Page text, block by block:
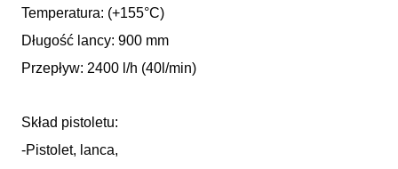
Temperatura: (+155°C)
Długość lancy: 900 mm
Przepływ: 2400 l/h (40l/min)
Skład pistoletu:
-Pistolet, lanca,